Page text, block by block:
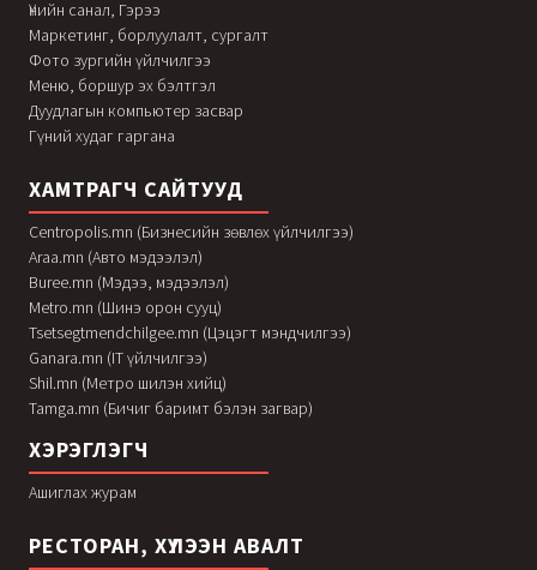
Үнийн санал, Гэрээ
Маркетинг, борлуулалт, сургалт
Фото зургийн үйлчилгээ
Меню, боршур эх бэлтгэл
Дуудлагын компьютер засвар
Гүний худаг гаргана
ХАМТРАГЧ САЙТУУД
Centropolis.mn (Бизнесийн зөвлөх үйлчилгээ)
Araa.mn (Авто мэдээлэл)
Buree.mn (Мэдээ, мэдээлэл)
Metro.mn (Шинэ орон сууц)
Tsetsegtmendchilgee.mn (Цэцэгт мэндчилгээ)
Ganara.mn (IT үйлчилгээ)
Shil.mn (Метро шилэн хийц)
Tamga.mn (Бичиг баримт бэлэн загвар)
ХЭРЭГЛЭГЧ
Ашиглах журам
РЕСТОРАН, ХҮЛЭЭН АВАЛТ